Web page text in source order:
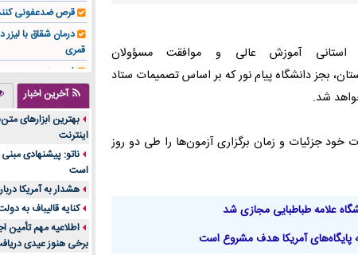
استانی آموزش عالی و موافقت مسؤولان
اول 1405-1404 همه دانشگاه‌های استان، بجز دانشگاه پیام نور که بر اساس تصمیمات ستاد
شد.
خود جزئیات و زمان برگزاری آزمون‌ها را طی دو روز
علامه طباطبایی مجازی شد
پایگاه‌های آمریکا هدف مشروع است
قرص ضدعفونی
درمان شقاق با لیزر
قمری
فوم صنعتی چیست و
تولیدکننده تهیه کرد؟
جنس هر کدام از
متریال برای شما
تولید لیوان
بازار ایران
درد زانو بعد از
انتخاب باشد
آینده موسیقی
بهترین راه
آخرین اخبار
بهترین ابزارهای
اینترنت
ناتو: پیشنهادی
است
هشدار به آمریکا
کنایه قالیباف به
اطلاعیه مهم تأمین
برخی هنوز عیدی